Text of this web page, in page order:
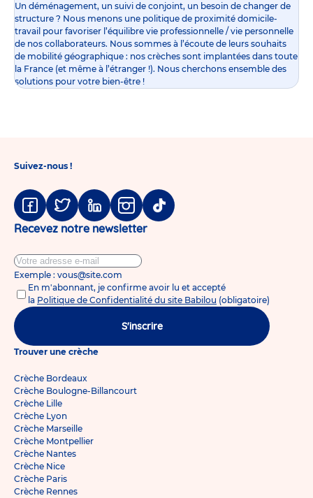
Un déménagement, un suivi de conjoint, un besoin de changer de
structure ? Nous menons une politique de proximité domicile-
travail pour favoriser l’équilibre vie professionnelle / vie personnelle
de nos collaborateurs. Nous sommes à l’écoute de leurs souhaits
de mobilité géographique : nos crèches sont implantées dans toute
la France (et même à l’étranger !). Nous cherchons ensemble des
solutions pour votre bien-être !
Suivez-nous !
Facebook
TwitterLinkedinInstagram
Tiktok
Recevez notre newsletter
Exemple : vous@site.com
En m'abonnant, je confirme avoir lu et accepté
la Politique de Confidentialité du site Babilou (obligatoire)
S'inscrire
Trouver une crèche
Crèche Bordeaux
Crèche Boulogne-Billancourt
Crèche Lille
Crèche Lyon
Crèche Marseille
Crèche Montpellier
Crèche Nantes
Crèche Nice
Crèche Paris
Crèche Rennes